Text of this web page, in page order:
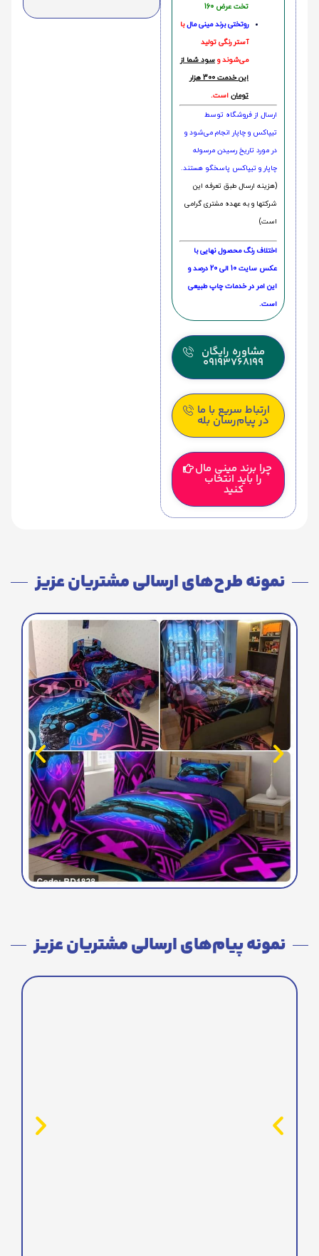
تخت عرض 160
روتختی‌ برند مینی مالبا
آستر رنگی تولید
می‌شوند و سود شما از
این خدمت 300 هزار
تومان است.
ارسال از فروشگاه توسط
تیپاکس و چاپار انجام می‌شود و
در مورد تاریخ رسیدن مرسوله
چاپار و تیپاکس پاسخگو هستند.
(هزینه ارسال طبق تعرفه این
شرکتها و به عهده مشتری گرامی
است)
اختلاف رنگ محصول نهایی با
عکس سایت 10 الی 20 درصد و
این امر در خدمات چاپ طبیعی
است.
مشاوره رایگان
09193768199
ارتباط سریع با ما
در پیام‌رسان بله
چرا برند مینی مال
را باید انتخاب
کنید
نمونه طرح‌های ارسالی مشتریان عزیز
نمونه پیام‌های ارسالی مشتریان عزیز